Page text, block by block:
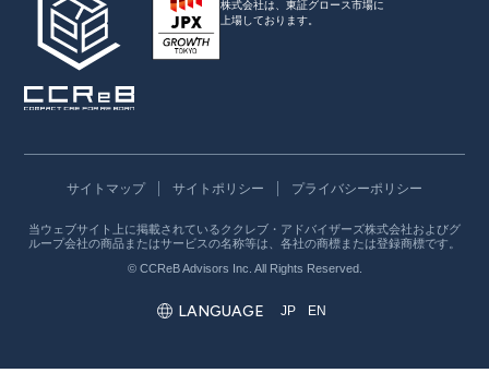
株式会社は、東証グロース市場に
上場しております。
サイトマップ サイトポリシー プライバシーポリシー
当ウェブサイト上に掲載されているククレブ・アドバイザーズ株式会社およびグ
ループ会社の商品またはサービスの名称等は、各社の商標または登録商標です。
© CCReB Advisors Inc. All Rights Reserved.
LANGUAGE JP EN